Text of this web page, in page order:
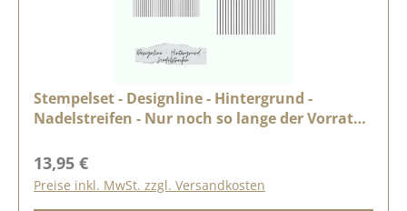
Stempelset - Designline - Hintergrund -
Nadelstreifen - Nur noch so lange der Vorrat
Regulärer Preis:
13,95 €
Preise inkl. MwSt. zzgl. Versandkosten